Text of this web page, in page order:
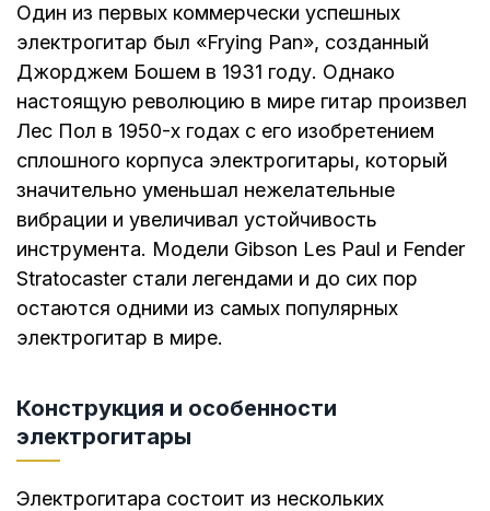
Один из первых коммерчески успешных
электрогитар был «Frying Pan», созданный
Джорджем Бошем в 1931 году. Однако
настоящую революцию в мире гитар произвел
Лес Пол в 1950-х годах с его изобретением
сплошного корпуса электрогитары, который
значительно уменьшал нежелательные
вибрации и увеличивал устойчивость
инструмента. Модели Gibson Les Paul и Fender
Stratocaster стали легендами и до сих пор
остаются одними из самых популярных
электрогитар в мире.
Конструкция и особенности
электрогитары
Электрогитара состоит из нескольких